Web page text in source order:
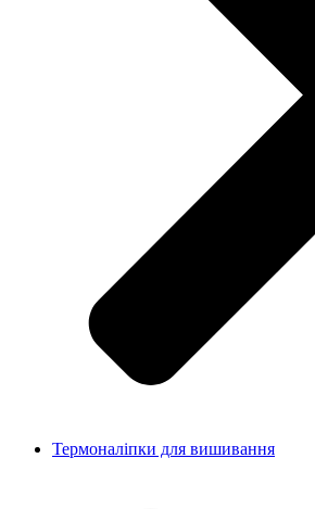
Термоналіпки для вишивання